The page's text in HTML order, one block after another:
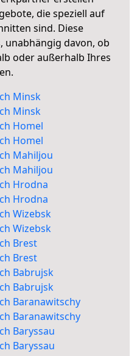
die speziell auf
sind. Diese
unabhängig davon, ob
oder außerhalb Ihres
Minsk
Minsk
Homel
Homel
Mahiljou
Mahiljou
Hrodna
Hrodna
Wizebsk
Wizebsk
Brest
Brest
Babrujsk
Babrujsk
Baranawitschy
Baranawitschy
Baryssau
Baryssau